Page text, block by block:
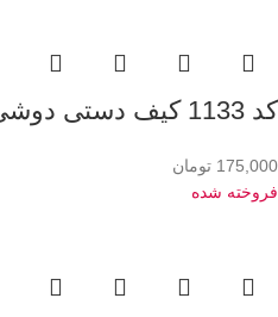
کد 1133 کیف دستی دوشی زنانه شنل جلو بافت
175,000 تومان
فروخته شده